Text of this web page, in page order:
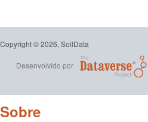
Copyright © 2026, SoilData
Desenvolvido por
Sobre